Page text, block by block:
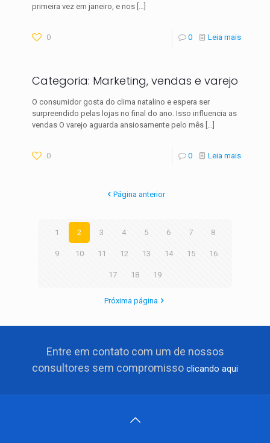
primeira vez em ja­neiro, e nos […]
0 0 Leia mais
Categoria: Marketing, vendas e varejo
O consumidor gosta do clima natalino e espera ser
surpreendido pelas lojas no final do ano. Isso influencia as
vendas O varejo aguarda ansiosa­mente pelo mês […]
0 0 Leia mais
Página anterior
1 2 3 4 5 6 7 8
9 10 11 12 13 14 15 16
17 18 19
Próxima página
Entre em contato com um de nossos
consultores sem compromisso clicando aqui